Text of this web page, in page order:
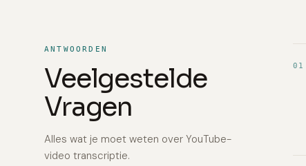
ANTWOORDEN
Veelgestelde
Vragen
Alles wat je moet weten over YouTube-
video transcriptie.
01